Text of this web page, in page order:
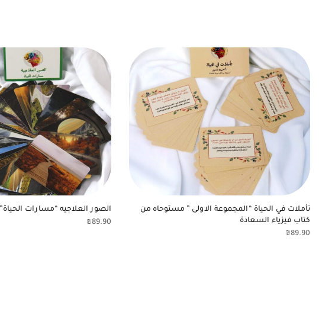
تأملات في الحياة “المجموعة الاولى ” مستوحاه من
كتاب فيزياء السعادة
₪89.90
الصور العلاجيه “مسارات الحياة”
₪89.90